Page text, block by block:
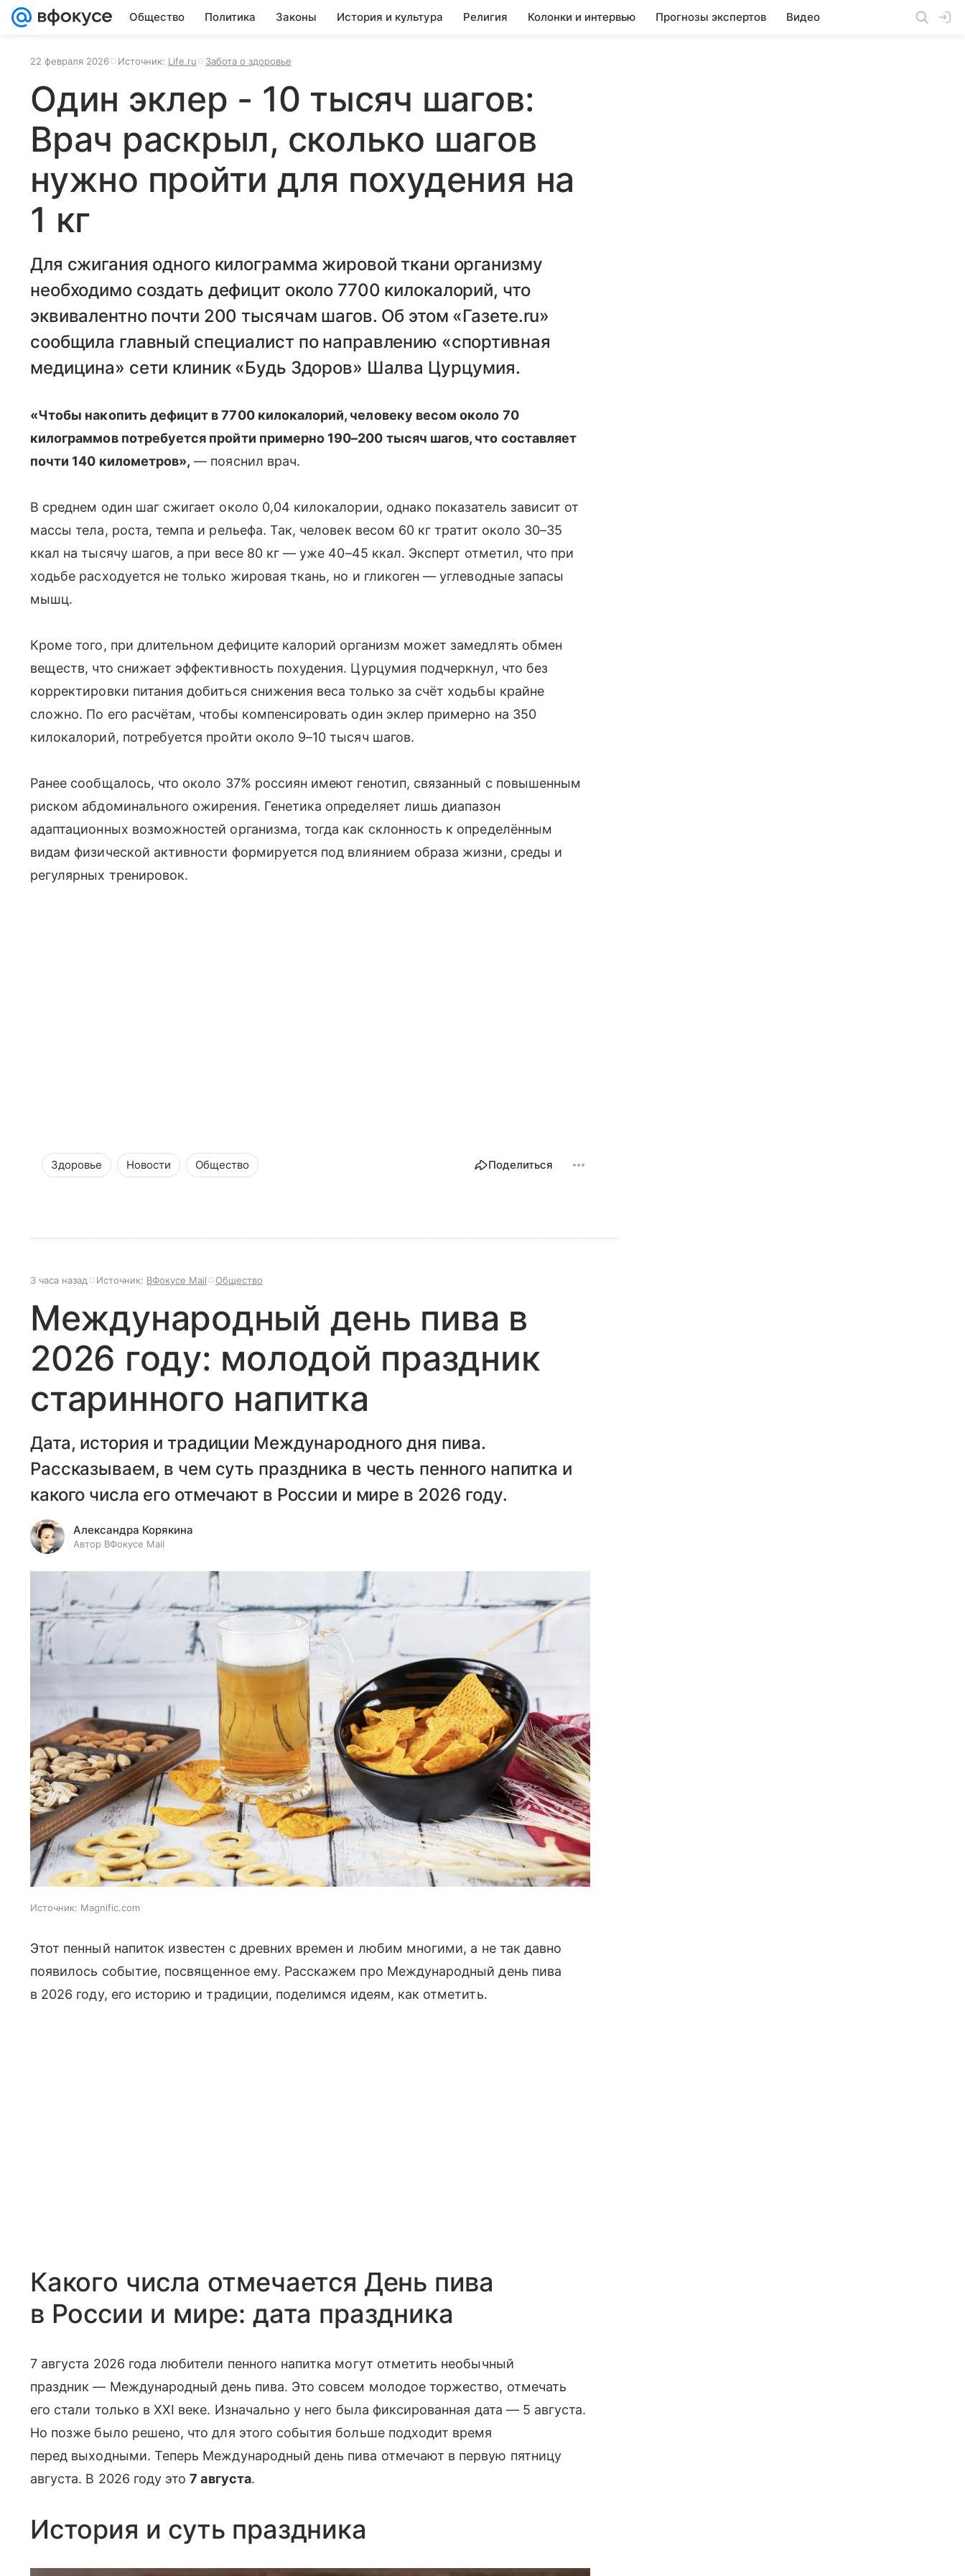
Общество Политика Законы История и культура Религия Колонки и интервью Прогнозы экспертов Видео
22 февраля 2026 Источник: Life.ru Забота о здоровье
Один эклер - 10 тысяч шагов:
Врач раскрыл, сколько шагов
нужно пройти для похудения на
1 кг
Для сжигания одного килограмма жировой ткани организму
необходимо создать дефицит около 7700 килокалорий, что
эквивалентно почти 200 тысячам шагов. Об этом «Газете.ru»
сообщила главный специалист по направлению «спортивная
медицина» сети клиник «Будь Здоров» Шалва Цурцумия.
«Чтобы накопить дефицит в 7700 килокалорий, человеку весом около 70
килограммов потребуется пройти примерно 190–200 тысяч шагов, что составляет
почти 140 километров», — пояснил врач.
В среднем один шаг сжигает около 0,04 килокалории, однако показатель зависит от
массы тела, роста, темпа и рельефа. Так, человек весом 60 кг тратит около 30–35
ккал на тысячу шагов, а при весе 80 кг — уже 40–45 ккал. Эксперт отметил, что при
ходьбе расходуется не только жировая ткань, но и гликоген — углеводные запасы
мышц.
Кроме того, при длительном дефиците калорий организм может замедлять обмен
веществ, что снижает эффективность похудения. Цурцумия подчеркнул, что без
корректировки питания добиться снижения веса только за счёт ходьбы крайне
сложно. По его расчётам, чтобы компенсировать один эклер примерно на 350
килокалорий, потребуется пройти около 9–10 тысяч шагов.
Ранее сообщалось, что около 37% россиян имеют генотип, связанный с повышенным
риском абдоминального ожирения. Генетика определяет лишь диапазон
адаптационных возможностей организма, тогда как склонность к определённым
видам физической активности формируется под влиянием образа жизни, среды и
регулярных тренировок.
Здоровье Новости Общество Поделиться
3 часа назад Источник: ВФокусе Mail Общество
Международный день пива в
2026 году: молодой праздник
старинного напитка
Дата, история и традиции Международного дня пива.
Рассказываем, в чем суть праздника в честь пенного напитка и
какого числа его отмечают в России и мире в 2026 году.
Александра Корякина
Автор ВФокусе Mail
Источник: Magnific.com
Этот пенный напиток известен с древних времен и любим многими, а не так давно
появилось событие, посвященное ему. Расскажем про Международный день пива
в 2026 году, его историю и традиции, поделимся идеям, как отметить.
Какого числа отмечается День пива
в России и мире: дата праздника
7 августа 2026 года любители пенного напитка могут отметить необычный
праздник — Международный день пива. Это совсем молодое торжество, отмечать
его стали только в XXI веке. Изначально у него была фиксированная дата — 5 августа.
Но позже было решено, что для этого события больше подходит время
перед выходными. Теперь Международный день пива отмечают в первую пятницу
августа. В 2026 году это7 августа.
История и суть праздника